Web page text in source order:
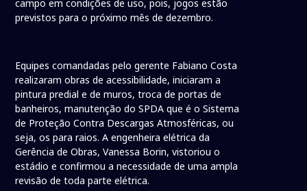
campo em condições de uso, pois, jogos estão
previstos para o próximo mês de dezembro.
Equipes comandadas pelo gerente Fabiano Costa
realizaram obras de acessibilidade, iniciaram a
pintura predial e de muros, troca de portas de
banheiros, manutenção do SPDA que é o Sistema
de Proteção Contra Descargas Atmosféricas, ou
seja, os para raios. A engenheira elétrica da
Gerência de Obras, Vanessa Borin, vistoriou o
estádio e confirmou a necessidade de uma ampla
revisão de toda parte elétrica.